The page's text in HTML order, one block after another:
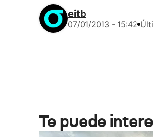
eitb
07/01/2013 - 15:42
Te puede